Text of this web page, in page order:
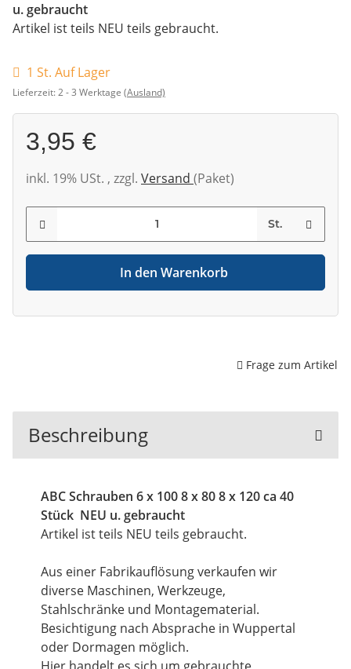
u. gebraucht
Artikel ist teils NEU teils gebraucht.
1 St. Auf Lager
Lieferzeit:2 - 3 Werktage (Ausland)
3,95 €
inkl. 19% USt. , zzgl. Versand (Paket)
St.
In den Warenkorb
Frage zum Artikel
Beschreibung
ABC Schrauben 6 x 100 8 x 80 8 x 120 ca 40
Stück NEU u. gebraucht
Artikel ist teils NEU teils gebraucht.
Aus einer Fabrikauflösung verkaufen wir
diverse Maschinen, Werkzeuge,
Stahlschränke und Montagematerial.
Besichtigung nach Absprache in Wuppertal
oder Dormagen möglich.